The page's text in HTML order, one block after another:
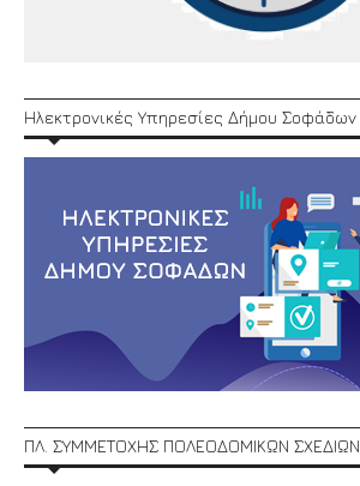
Ηλεκτρονικές Υπηρεσίες Δήμου Σοφάδων
ΠΛ. ΣΥΜΜΕΤΟΧΗΣ ΠΟΛΕΟΔΟΜΙΚΩΝ ΣΧΕΔΙΩΝ